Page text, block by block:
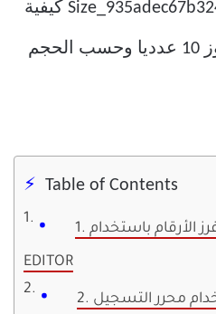
Table of Contents
1. فرز الأرقام باستخدام GROUP POLICY
EDITOR
محرر التسجيل